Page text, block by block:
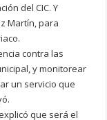
del CIC. Y
Martín, para
contra las
y monitorear
un servicio que
que será el